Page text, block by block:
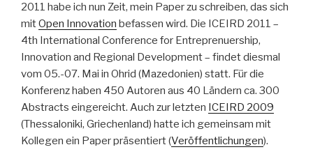
2011 habe ich nun Zeit, mein Paper zu schreiben, das sich
mitOpen Innovation befassen wird. Die ICEIRD 2011 –
4th International Conference for Entreprenuership,
Innovation and Regional Development – findet diesmal
vom 05.-07. Mai in Ohrid (Mazedonien) statt. Für die
Konferenz haben 450 Autoren aus 40 Ländern ca. 300
Abstracts eingereicht. Auch zur letzten ICEIRD 2009
(Thessaloniki, Griechenland) hatte ich gemeinsam mit
Kollegen ein Paper präsentiert (Veröffentlichungen).